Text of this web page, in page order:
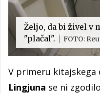
Željo, da bi živel v
"plačal".
FOTO:
V primeru kitajskega
Lingjuna se ni